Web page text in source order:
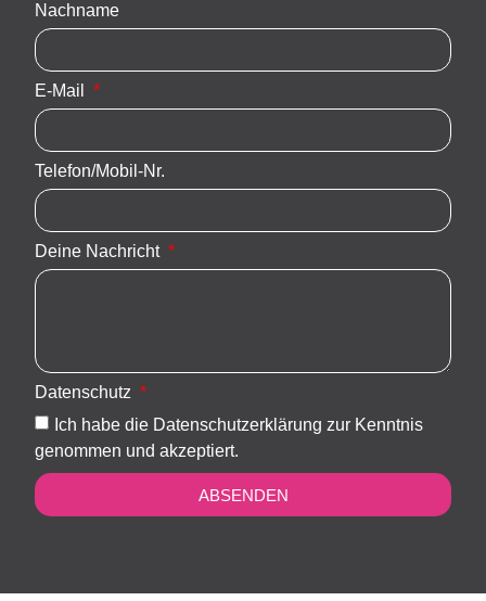
Nachname
E-Mail
Telefon/Mobil-Nr.
Deine Nachricht
Datenschutz
Ich habe die Datenschutzerklärung zur Kenntnis
genommen und akzeptiert.
ABSENDEN